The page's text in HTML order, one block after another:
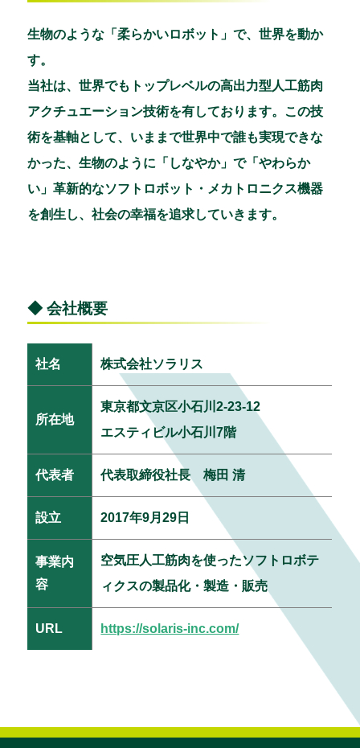
生物のような「柔らかいロボット」で、世界を動か
す。
当社は、世界でもトップレベルの高出力型人工筋肉
アクチュエーション技術を有しております。この技
術を基軸として、いままで世界中で誰も実現できな
かった、生物のように「しなやか」で「やわらか
い」革新的なソフトロボット・メカトロニクス機器
を創生し、社会の幸福を追求していきます。
◆ 会社概要
社名 株式会社ソラリス
所在地
東京都文京区小石川2-23-12
エスティビル小石川7階
代表者 代表取締役社長 梅田 清
設立 2017年9月29日
事業内
容
空気圧人工筋肉を使ったソフトロボテ
ィクスの製品化・製造・販売
URL https://solaris-inc.com/